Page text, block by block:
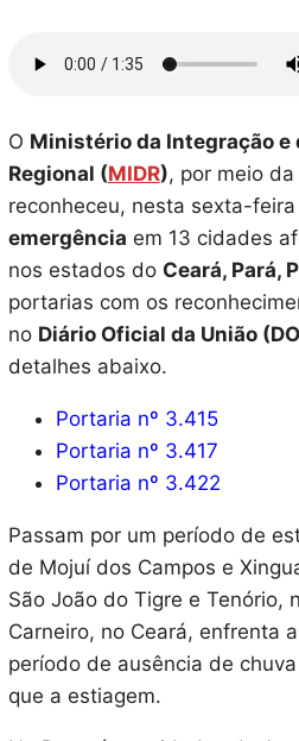
O Ministério da Integração e
Regional (MIDR), por meio da
reconheceu, nesta sexta-feira
emergência em 13 cidades
nos estados do Ceará, Pará,
portarias com os
no Diário Oficial da União
detalhes abaixo.
Portaria nº 3.415
Portaria nº 3.417
Portaria nº 3.422
Passam por um período de
de Mojuí dos Campos e
São João do Tigre e Tenório,
Carneiro, no Ceará, enfrenta
período de ausência de
que a estiagem.